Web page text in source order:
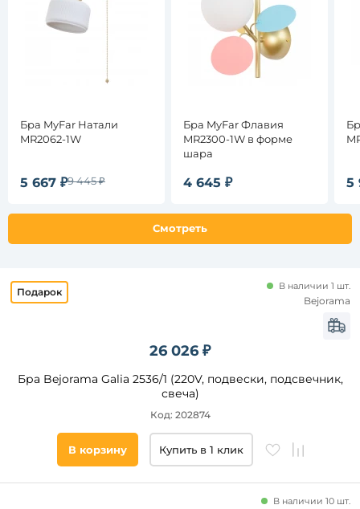
Количество
плафонов и
освещения,
кв. м
Все
Бра MyFar Натали
MR2062-1W
5 667 ₽9 445 ₽
Бра MyFar Флавия
MR2300-1W в форме
шара
4 645 ₽ 5
Смотреть
26 026 ₽
Бра Bejorama Galia 2536/1 (220V, подвески, подсвечник,
свеча)
В наличии 1 шт.
Код: 202874
Bejorama
В корзину Купить в 1 клик
В наличии 10 шт.